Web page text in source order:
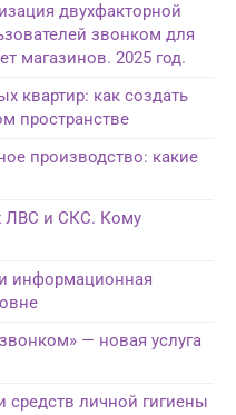
двухфакторной
звонком для
магазинов. 2025 год.
квартир: как создать
пространстве
производство: какие
ЛВС и СКС. Кому
информационная
— новая услуга
средств личной гигиены